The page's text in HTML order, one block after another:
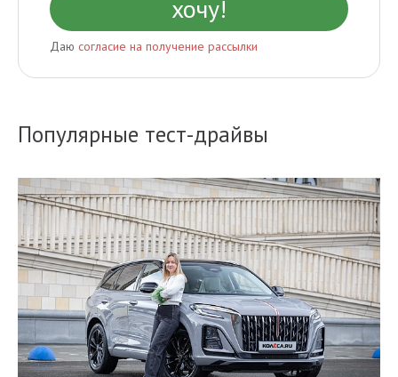
Даю согласие на получение рассылки
Популярные тест-драйвы